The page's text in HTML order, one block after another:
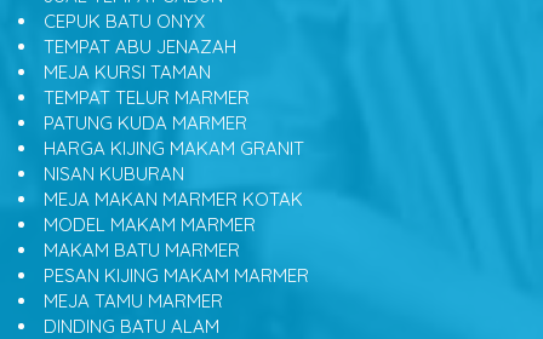
CEPUK BATU ONYX
TEMPAT ABU JENAZAH
MEJA KURSI TAMAN
TEMPAT TELUR MARMER
PATUNG KUDA MARMER
HARGA KIJING MAKAM GRANIT
NISAN KUBURAN
MEJA MAKAN MARMER KOTAK
MODEL MAKAM MARMER
MAKAM BATU MARMER
PESAN KIJING MAKAM MARMER
MEJA TAMU MARMER
DINDING BATU ALAM